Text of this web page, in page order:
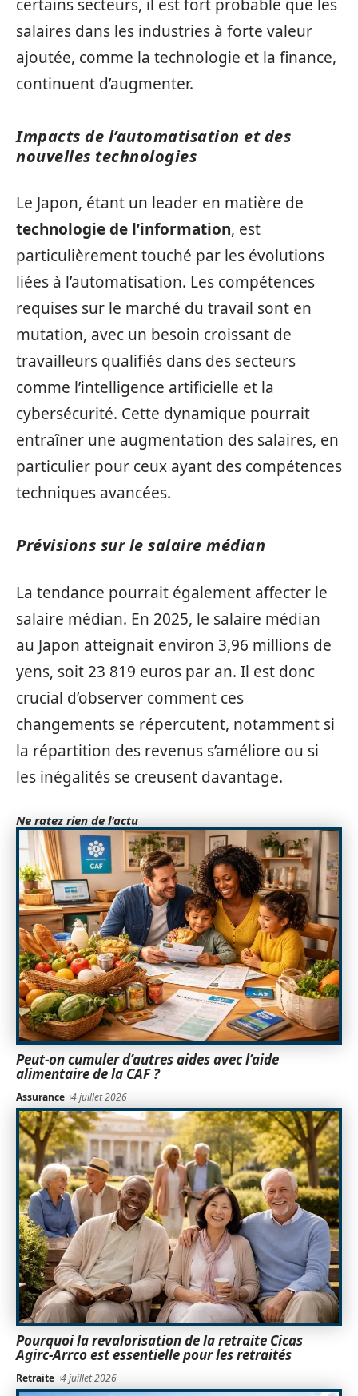
certains secteurs, il est fort probable que les
salaires dans les industries à forte valeur
ajoutée, comme la technologie et la finance,
continuent d’augmenter.
Impacts de l’automatisation et des
nouvelles technologies
Le Japon, étant un leader en matière de
technologie de l’information, est
particulièrement touché par les évolutions
liées à l’automatisation. Les compétences
requises sur le marché du travail sont en
mutation, avec un besoin croissant de
travailleurs qualifiés dans des secteurs
comme l’intelligence artificielle et la
cybersécurité. Cette dynamique pourrait
entraîner une augmentation des salaires, en
particulier pour ceux ayant des compétences
techniques avancées.
Prévisions sur le salaire médian
La tendance pourrait également affecter le
salaire médian. En 2025, le salaire médian
au Japon atteignait environ 3,96 millions de
yens, soit 23 819 euros par an. Il est donc
crucial d’observer comment ces
changements se répercutent, notamment si
la répartition des revenus s’améliore ou si
les inégalités se creusent davantage.
Ne ratez rien de l'actu
Peut-on cumuler d’autres aides avec l’aide
alimentaire de la CAF ?
Assurance 4 juillet 2026
Pourquoi la revalorisation de la retraite Cicas
Agirc-Arrco est essentielle pour les retraités
Retraite 4 juillet 2026